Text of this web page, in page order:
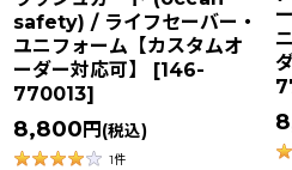
safety) / ライフセーバー・
ユニフォーム【カスタムオ
ーダー対応可】
[146-
770013]
8,800 円 (税込)
1件